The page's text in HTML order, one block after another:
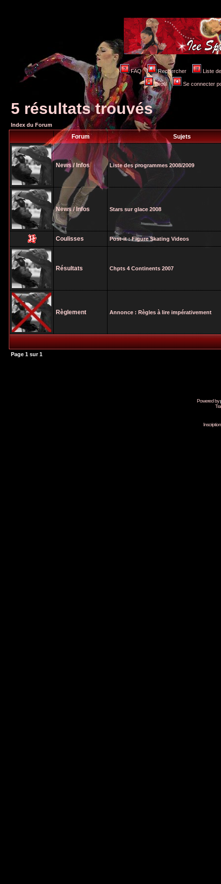
FAQ Rechercher Liste
Profil Se connecter
5 résultats trouvés
Index du Forum
Forum Sujets
News / Infos Liste des programmes 2008/2009
News / Infos Stars sur glace 2008
Coulisses Post-it : Figure Skating Videos
Résultats Chpts 4 Continents 2007
Règlement Annonce : Règles à lire impérativement
Page 1 sur1
Powered by